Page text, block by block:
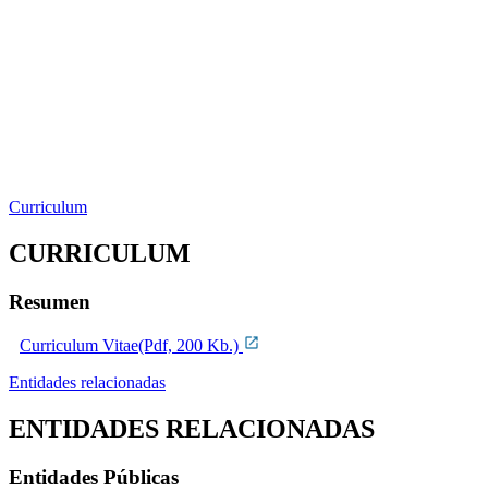
Curriculum
CURRICULUM
Resumen
Curriculum Vitae(Pdf, 200 Kb.)
Entidades relacionadas
ENTIDADES RELACIONADAS
Entidades Públicas